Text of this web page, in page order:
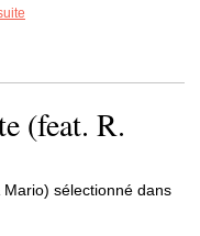
(feat. R.
sélectionné dans